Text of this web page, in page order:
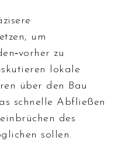
um
zu
lokale
über den Bau
schnelle Abfließen
des
sollen.